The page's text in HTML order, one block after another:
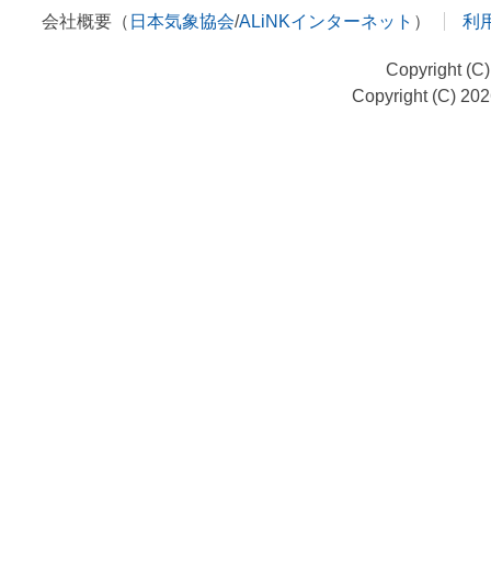
会社概要（ 日本気象協会/ALiNKインターネット ） 利
Copyright
Copyright (C)